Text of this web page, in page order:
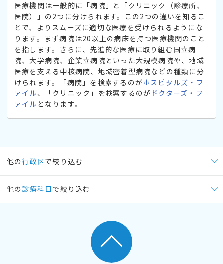
医療機関は一般的に「病院」と「クリニック（診療所、
医院）」の2つに分けられます。この2つの違いを知るこ
とで、よりスムーズに適切な医療を受けられるようにな
ります。まず病院は20以上の病床を持つ医療機関のこと
を指します。さらに、先進的な医療に取り組む国立病
院、大学病院、企業立病院といった大規模病院や、地域
医療を支える中核病院、地域密着型病院などの種類に分
けられます。「病院」を検索するのがホスピタルズ・フ
ァイル、「クリニック」を検索するのが ドクターズ・フ
ァイル となります。
他の行政区で絞り込む
他の 診療科目で絞り込む